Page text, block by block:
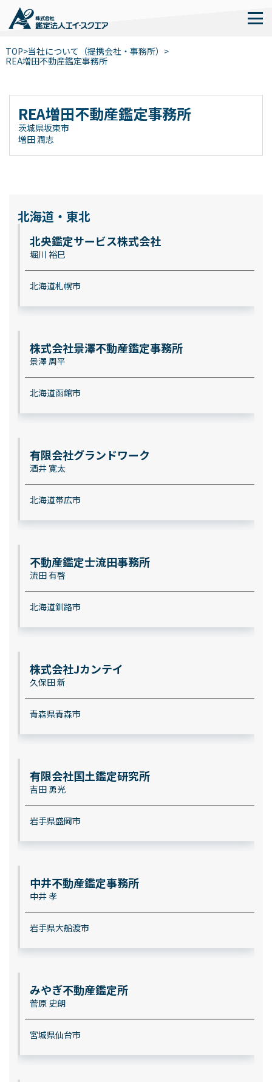
TOP>当社について（提携会社・事務所） >
REA増田不動産鑑定事務所
REA増田不動産鑑定事務所
茨城県坂東市
増田 潤志
北海道・東北
北央鑑定サービス株式会社
堀川 裕巳
北海道札幌市
株式会社景澤不動産鑑定事務所
景澤 周平
北海道函館市
有限会社グランドワーク
酒井 寛太
北海道帯広市
不動産鑑定士流田事務所
流田 有啓
北海道釧路市
株式会社Jカンテイ
久保田 新
青森県青森市
有限会社国土鑑定研究所
吉田 勇光
岩手県盛岡市
中井不動産鑑定事務所
中井 孝
岩手県大船渡市
みやぎ不動産鑑定所
菅原 史朗
宮城県仙台市